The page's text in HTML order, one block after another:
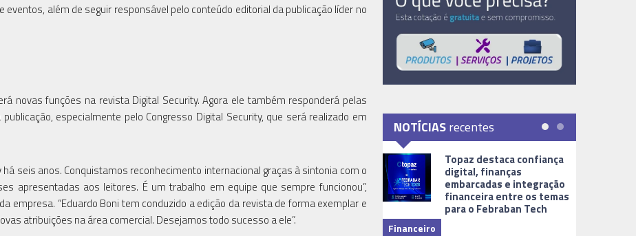
além de seguir responsável pelo conteúdo editorial da publicação líder no
novas funções na revista Digital Security. Agora ele também responderá pelas
especialmente pelo Congresso Digital Security, que será realizado em
há seis anos. Conquistamos reconhecimento internacional graças à sintonia com o
apresentadas aos leitores. É um trabalho em equipe que sempre funcionou”,
empresa. “Eduardo Boni tem conduzido a edição da revista de forma exemplar e
atribuições na área comercial. Desejamos todo sucesso a ele”.
NOTÍCIASrecentes
Topaz destaca confiança
digital, finanças
embarcadas e integração
financeira entre os temas
para o Febraban Tech
Financeiro